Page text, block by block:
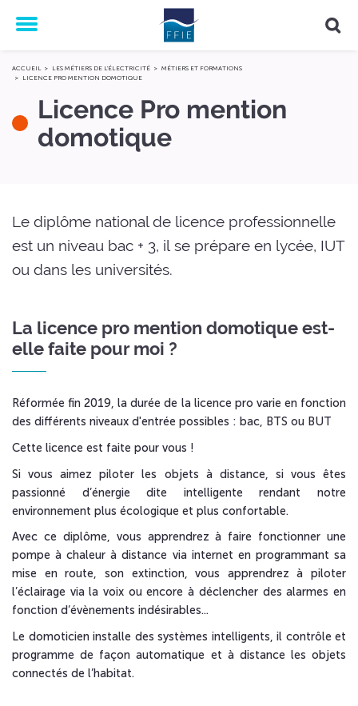
ACCUEIL
LES MÉTIERS DE L'ÉLECTRICITÉ
MÉTIERS ET FORMATIONS
LICENCE PRO MENTION DOMOTIQUE
Licence Pro mention
domotique
Le diplôme national de licence professionnelle
est un niveau bac + 3, il se prépare en lycée, IUT
ou dans les universités.
La licence pro mention domotique est-
elle faite pour moi ?
Réformée fin 2019, la durée de la licence pro varie en fonction
des différents niveaux d'entrée possibles : bac, BTS ou BUT
Cette licence est faite pour vous !
Si vous aimez piloter les objets à distance, si vous êtes
passionné d’énergie dite intelligente rendant notre
environnement plus écologique et plus confortable.
Avec ce diplôme, vous apprendrez à faire fonctionner une
pompe à chaleur à distance via internet en programmant sa
mise en route, son extinction, vous apprendrez à piloter
l’éclairage via la voix ou encore à déclencher des alarmes en
fonction d’évènements indésirables...
Le domoticien installe des systèmes intelligents, il contrôle et
programme de façon automatique et à distance les objets
connectés de l’habitat.